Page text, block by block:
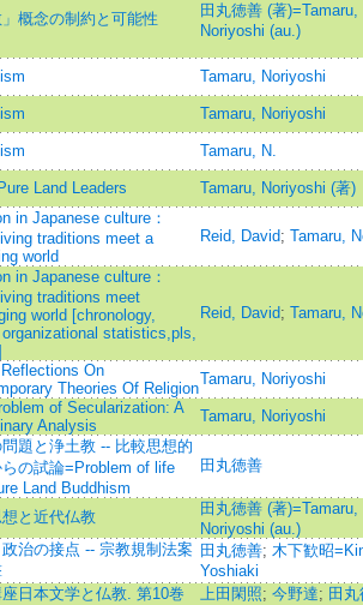
」概念の制約と可能性
田丸徳善 (著)=Tamaru,
Noriyoshi (au.)
Tamaru, Noriyoshi
Tamaru, Noriyoshi
Tamaru, N.
Land Leaders
Tamaru, Noriyoshi (著)
in Japanese culture：
traditions meet a
world
Reid, David; Tamaru,
in Japanese culture：
traditions meet
world [chronology,
statistics,pls,
Reid, David; Tamaru,
On
Theories Of Religion
Tamaru, Noriyoshi
of Secularization: A
Analysis
Tamaru, Noriyoshi
題と浄土教 -- 比較思想的
の試論=Problem of life
Land Buddhism
田丸徳善
と近代仏教
田丸徳善 (著)=Tamaru,
Noriyoshi (au.)
治の接点 -- 宗教規制法案 田丸徳善; 木下歓昭
Yoshiaki
日本文学と仏教. 第10巻
上田閑照; 今野達; 田